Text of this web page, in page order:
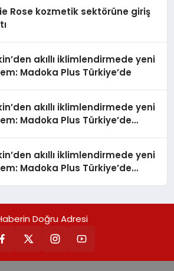
Rose kozmetik sektörüne giriş
akıllı iklimlendirmede yeni
Madoka Plus Türkiye’de
akıllı iklimlendirmede yeni
Madoka Plus Türkiye’de
kullanıcı dostu tasarımıyla
donatılmış son modeli
kontrol ünitesi Madoka Plus
satışa sunuldu. Tam
iklimlendirme sistemlerinin
daha kolay, konforlu ve
artırırken modern yaşam
akıllı iklimlendirmede yeni
Madoka Plus Türkiye’de
kullanıcı dostu tasarımıyla
donatılmış son modeli
kontrol ünitesi Madoka Plus
satışa sunuldu. Tam
ekranı, mobil uygulama
ve akıllı sensör entegrasyonu
Doğru Adresi